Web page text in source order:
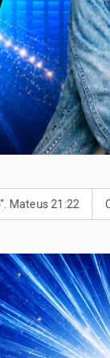
Cadastre Sua